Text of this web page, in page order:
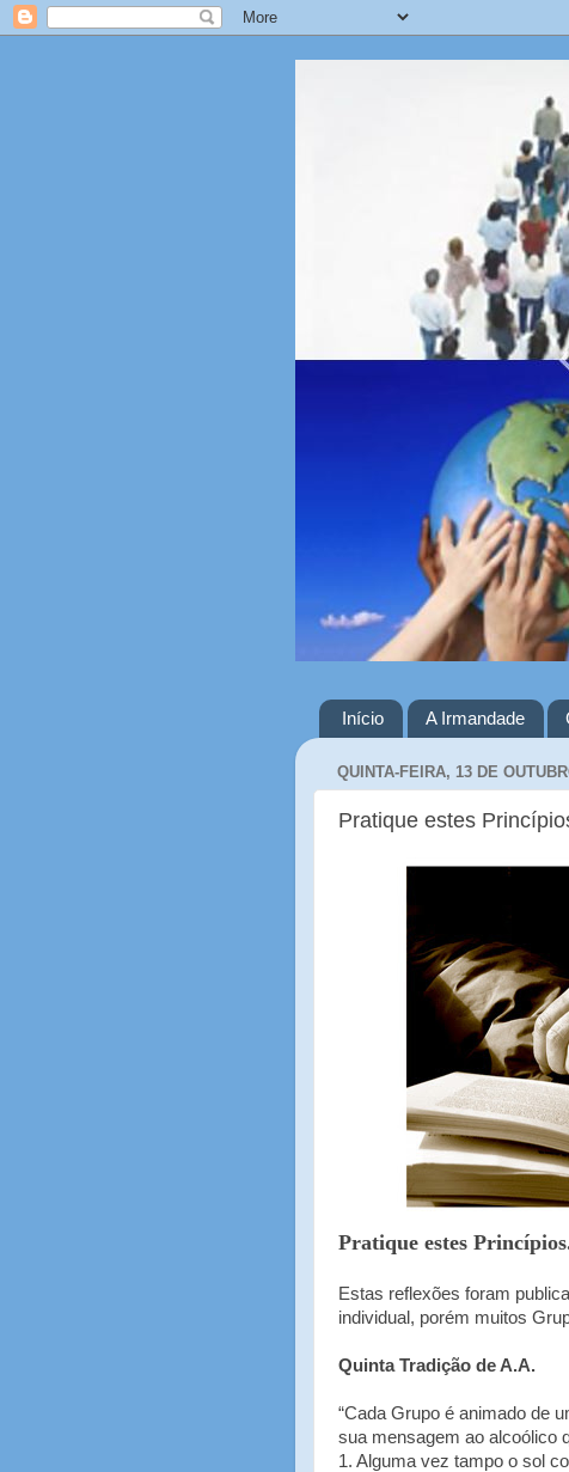
Início A Irmandade
QUINTA-FEIRA, 13 DE
Pratique estes
Pratique estes
Estas reflexões foram
individual, porém muitos
Quinta Tradição de A.A.
“Cada Grupo é animado de
sua mensagem ao alcoólico
1. Alguma vez tampo o sol